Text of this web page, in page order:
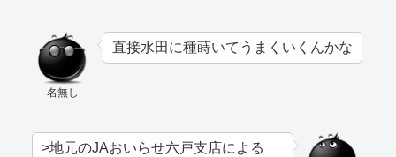
名無し
直接水田に種蒔いてうまくいくんかな
>地元のJAおいらせ六戸支店による